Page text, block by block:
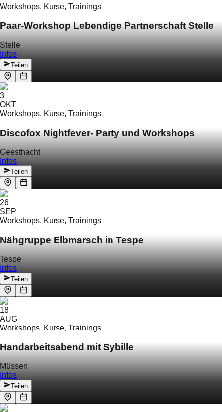
Workshops, Kurse, Trainings
Paar-Workshop Lebendige Partnerschaft Stelle
Stelle
Infos
Teilen
3
OKT
Workshops, Kurse, Trainings
Discofox Nightfever- Party und Workshops
Geesthacht
Infos
Teilen
26
SEP
Workshops, Kurse, Trainings
Nähgruppe Elbmarsch in Tespe
Tespe
Infos
Teilen
18
AUG
Workshops, Kurse, Trainings
Handarbeitsabend mit Sybille
Müssen
Infos
Teilen